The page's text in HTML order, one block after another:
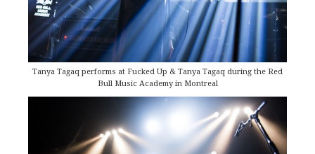
Tanya Tagaq performs at Fucked Up & Tanya Tagaq during the Red
Bull Music Academy in Montreal